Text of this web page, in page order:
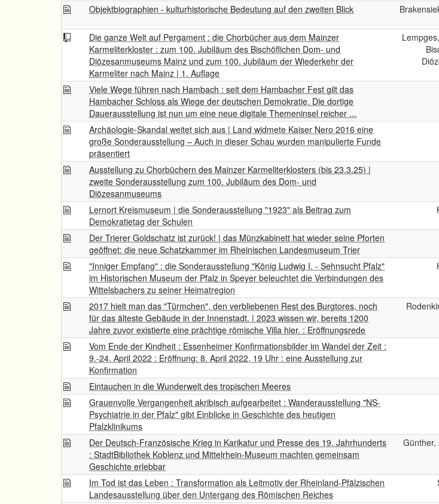
Objektbiographien - kulturhistorische Bedeutung auf den zweiten Blick
Die ganze Welt auf Pergament : die Chorbücher aus dem Mainzer
Karmeliterkloster : zum 100. Jubiläum des Bischöflichen Dom- und
Diözesanmuseums Mainz und zum 100. Jubiläum der Wiederkehr der
Karmeliter nach Mainz | 1. Auflage
Viele Wege führen nach Hambach : seit dem Hambacher Fest gilt das
Hambacher Schloss als Wiege der deutschen Demokratie. Die dortige
Dauerausstellung ist nun um eine neue digitale Themeninsel reicher ...
Archäologie-Skandal weitet sich aus | Land widmete Kaiser Nero 2016 eine
große Sonderausstellung – Auch in dieser Schau wurden manipulierte Funde
präsentiert
Ausstellung zu Chorbüchern des Mainzer Karmeliterklosters (bis 23.3.25) |
zweite Sonderausstellung zum 100. Jubiläum des Dom- und
Diözesanmuseums
Lernort Kreismuseum | die Sonderausstellung "1923" als Beitrag zum
Demokratietag der Schulen
Der Trierer Goldschatz ist zurück! | das Münzkabinett hat wieder seine Pforten
geöffnet: die neue Schatzkammer im Rheinischen Landesmuseum Trier
"Inniger Empfang" : die Sonderausstellung "König Ludwig I. - Sehnsucht Pfalz"
im Historischen Museum der Pfalz in Speyer beleuchtet die Verbindungen des
Wittelsbachers zu seiner Heimatregion
2017 hielt man das "Türmchen", den verbliebenen Rest des Burgtores, noch
für das älteste Gebäude in der Innenstadt. | 2023 wissen wir, bereits 1200
Jahre zuvor existierte eine prächtige römische Villa hier. : Eröffnungsrede
Vom Ende der Kindheit : Essenheimer Konfirmationsbilder im Wandel der Zeit :
9.-24. April 2022 : Eröffnung: 8. April 2022, 19 Uhr : eine Ausstellung zur
Konfirmation
Eintauchen in die Wunderwelt des tropischen Meeres
Grauenvolle Vergangenheit akribisch aufgearbeitet : Wanderausstellung "NS-
Psychiatrie in der Pfalz" gibt Einblicke in Geschichte des heutigen
Pfalzklinikums
Der Deutsch-Französische Krieg in Karikatur und Presse des 19. Jahrhunderts
: StadtBibliothek Koblenz und Mittelrhein-Museum machten gemeinsam
Geschichte erlebbar
Günther,
Im Tod ist das Leben : Transformation als Leitmotiv der Rheinland-Pfälzischen
Landesausstellung über den Untergang des Römischen Reiches